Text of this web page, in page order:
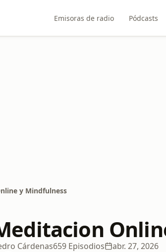
Emisoras de radio Pódcasts
y Mindfulness
Cárdenas659 Episodios abr. 27, 2026